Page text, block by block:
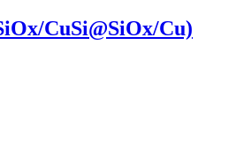
CuSi@SiOx​/Cu)